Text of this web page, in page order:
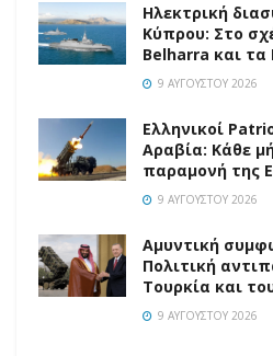
Ηλεκτρική
Κύπρου: Στο
Belharra και τα
9 ΑΥΓΟΎΣΤΟΥ 2026
Ελληνικοί
Αραβία: Κάθε
παραμονή της
9 ΑΥΓΟΎΣΤΟΥ 2026
Αμυντική
Πολιτική
Τουρκία και
9 ΑΥΓΟΎΣΤΟΥ 2026